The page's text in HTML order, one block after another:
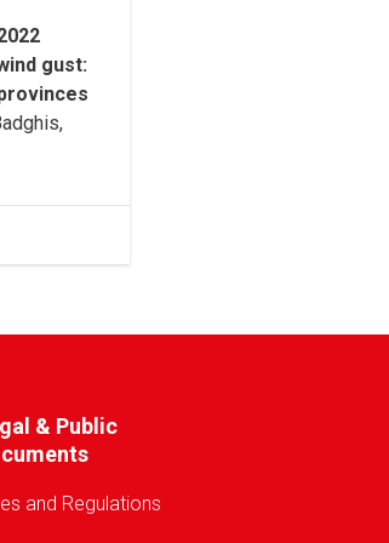
:
gust
& Public
and Regulations